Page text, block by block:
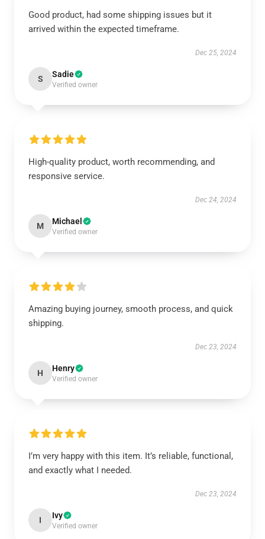
Good product, had some shipping issues but it
arrived within the expected timeframe.
Dec 25, 2024
S Sadie
Verified owner
High-quality product, worth recommending, and
responsive service.
Dec 24, 2024
M Michael
Verified owner
Amazing buying journey, smooth process, and quick
shipping.
Dec 23, 2024
H Henry
Verified owner
I’m very happy with this item. It’s reliable, functional,
and exactly what I needed.
Dec 23, 2024
I Ivy
Verified owner